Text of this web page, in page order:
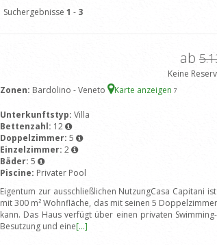
Suchergebnisse 1 - 3
ab
Keine
Zonen: Bardolino - Veneto Karte anzeigen 7
Unterkunftstyp: Villa
Bettenzahl: 12
Doppelzimmer: 5
Einzelzimmer: 2
Bäder: 5
Piscine: Privater Pool
Eigentum zur ausschließlichen NutzungCasa Capitani
mit 300 m² Wohnfläche, das mit seinen 5
kann. Das Haus verfügt über einen privaten
Besutzung und eine[...]